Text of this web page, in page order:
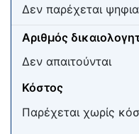
Δεν παρέχεται
Αριθμός
Δεν απαιτούνται
Κόστος
Παρέχεται χωρίς